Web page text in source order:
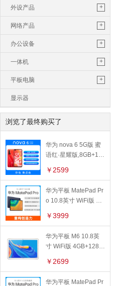
华为 MatePad Pro 2025款
手机配件
>
保护膜
华为
平板电脑
加湿器
灯光设备
智能电视
智能安防
智能穿戴
智能手表
外设产品 +
鼠标
键盘
U盘
鼠标垫
电脑包
移动硬盘
转接线
触控笔
网络产品 +
路由器
随行wifi
办公设备 +
打印机
一体机 +
苹果一体机
平板电脑 +
苹果平板
华为平板
小米平板
亚马逊平板
显示器
浏览了最终购买了
华为 nova 6 5G版 蜜
语红·星耀版,8GB+12
￥2599
华为平板 MatePad Pr
o 10.8英寸 WiFi版 夜
￥3999
华为平板 M6 10.8英
寸 WiFi版 4GB+128G
￥2699
华为平板 MatePad Pr